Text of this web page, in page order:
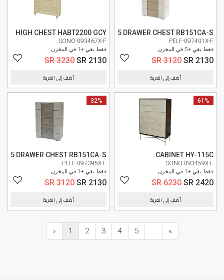
HIGH CHEST HABT2200 GCY
SONO-093467X-F
فقط بقي +1 في المخزن
SR 3230 SR 2130
أضف إلى العربة
5 DRAWER CHEST RB151CA-S
PELF-097401X-F
فقط بقي +5 في المخزن
SR 3120 SR 2130
أضف إلى العربة
32%
5 DRAWER CHEST RB151CA-S
PELF-097395X-F
فقط بقي +1 في المخزن
SR 3120 SR 2130
أضف إلى العربة
61%
CABINET HY-115C
SONO-093459X-F
فقط بقي +1 في المخزن
SR 6230 SR 2420
أضف إلى العربة
« 1 2 3 4 5 … »